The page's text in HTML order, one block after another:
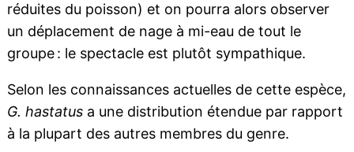
réduites du poisson) et on pourra alors observer
un déplacement de nage à mi-eau de tout le
groupe : le spectacle est plutôt sympathique.
Selon les connaissances actuelles de cette espèce,
G. hastatusa une distribution étendue par rapport
à la plupart des autres membres du genre.